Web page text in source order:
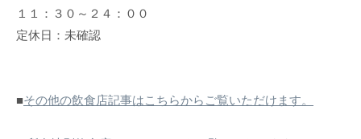
１１：３０～２４：００
定休日：未確認
■その他の飲食店記事はこちらからご覧いただけます。